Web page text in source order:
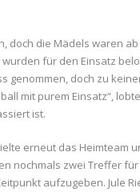
doch die Mädels waren
für den Einsatz
genommen, doch zu
mit purem Einsatz“,
ist.
erneut das Heimteam
nochmals zwei Treffer für
aufzugeben. Jule